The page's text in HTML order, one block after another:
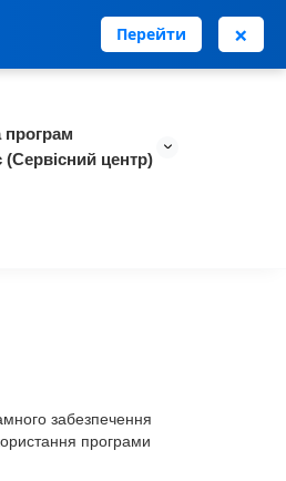
Перейти ×
Особистий кабінет
програм
(Сервісний центр)
забезпечення
програми